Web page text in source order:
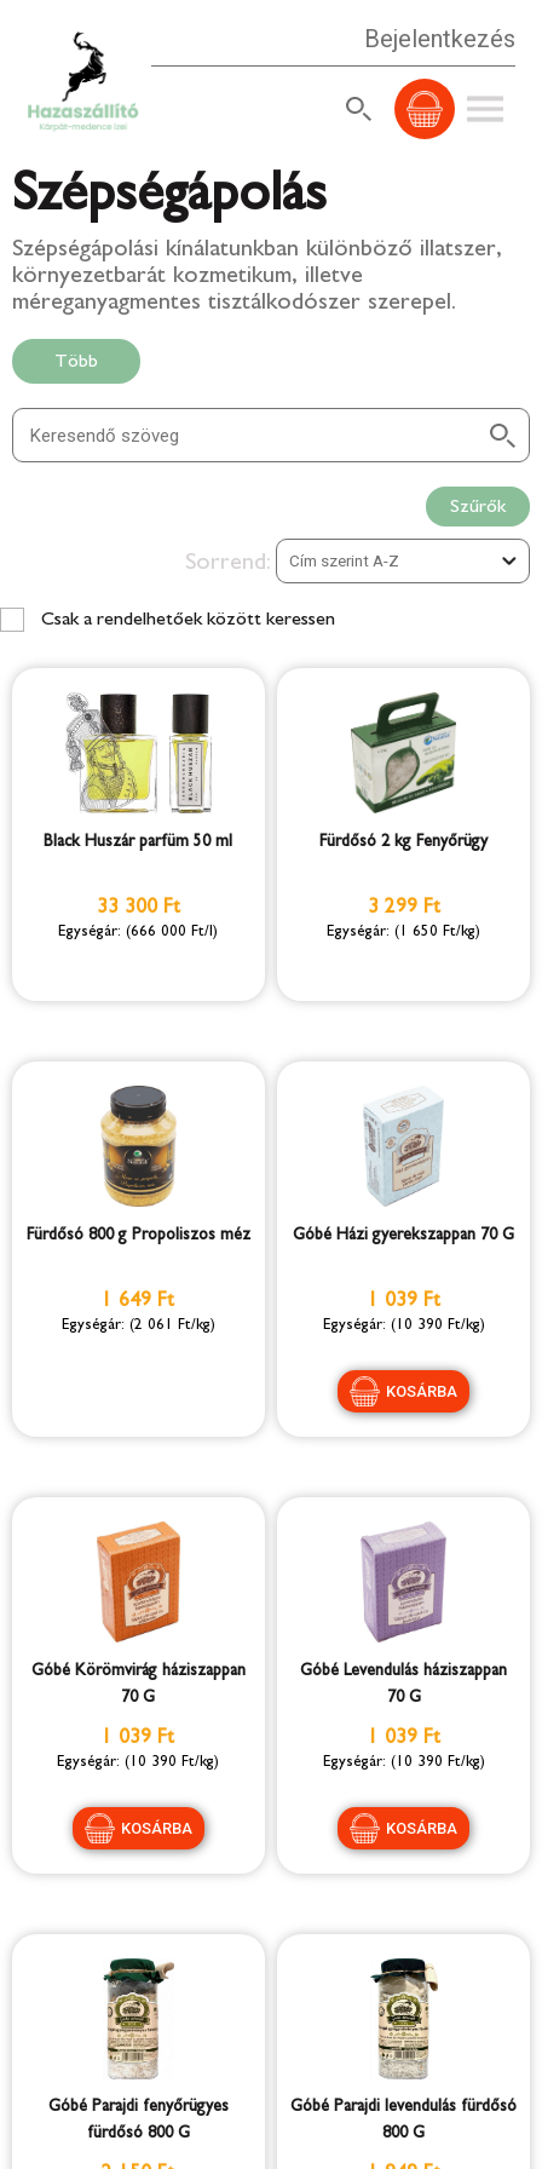
Bejelentkezés
Szépségápolás
Szépségápolási kínálatunkban különböző illatszer,
környezetbarát kozmetikum, illetve
méreganyagmentes tisztálkodószer szerepel.
Több
Szűrők
Sorrend:
Csak a rendelhetőek között keressen
Black Huszár parfüm 50 ml
33 300 Ft
(666 000 Ft/l)
Fürdősó 2 kg Fenyőrügy
3 299 Ft
(1 650 Ft/kg)
Fürdősó 800 g Propoliszos méz
1 649 Ft
(2 061 Ft/kg)
Góbé Házi gyerekszappan 70 G
1 039 Ft
(10 390 Ft/kg)
Góbé Körömvirág háziszappan
70 G
1 039 Ft
(10 390 Ft/kg)
Góbé Levendulás háziszappan
70 G
1 039 Ft
(10 390 Ft/kg)
Góbé Parajdi fenyőrügyes
fürdősó 800 G
Góbé Parajdi levendulás fürdősó
800 G